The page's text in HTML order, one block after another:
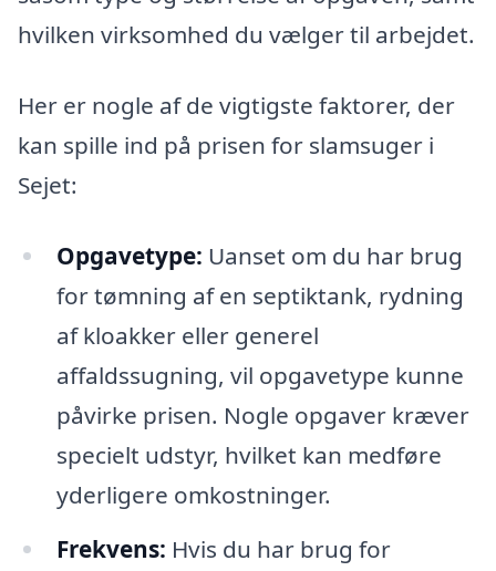
hvilken virksomhed du vælger til arbejdet.
Her er nogle af de vigtigste faktorer, der
kan spille ind på prisen for slamsuger i
Sejet:
Opgavetype: Uanset om du har brug
for tømning af en septiktank, rydning
af kloakker eller generel
affaldssugning, vil opgavetype kunne
påvirke prisen. Nogle opgaver kræver
specielt udstyr, hvilket kan medføre
yderligere omkostninger.
Frekvens: Hvis du har brug for